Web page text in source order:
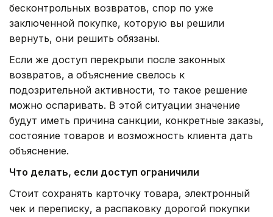
бесконтрольных возвратов, спор по уже
заключенной покупке, которую вы решили
вернуть, они решить обязаны.
Если же доступ перекрыли после законных
возвратов, а объяснение свелось к
подозрительной активности, то такое решение
можно оспаривать. В этой ситуации значение
будут иметь причина санкции, конкретные заказы,
состояние товаров и возможность клиента дать
объяснение.
Что делать, если доступ ограничили
Стоит сохранять карточку товара, электронный
чек и переписку, а распаковку дорогой покупки